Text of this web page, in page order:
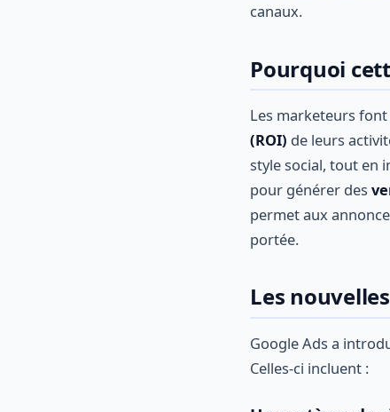
canaux.
Pourquoi
Les marketeurs
(ROI) de leurs
style social, tout en
pour générer des
permet aux
portée.
Les
Google Ads a
Celles-ci incluent :